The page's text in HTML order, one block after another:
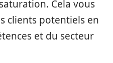
Cela vous
clients potentiels en
et du secteur